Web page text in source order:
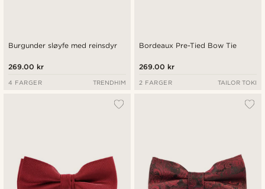
Burgunder sløyfe med reinsdyr
269.00 kr
4 FARGER TRENDHIM
Bordeaux Pre-Tied Bow Tie
269.00 kr
2 FARGER TAILOR TOKI